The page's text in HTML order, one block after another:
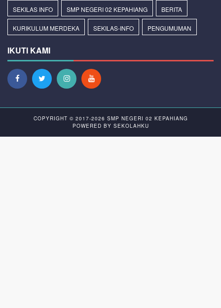
SEKILAS INFO SMP NEGERI 02 KEPAHIANG BERITA
KURIKULUM MERDEKA SEKILAS-INFO PENGUMUMAN
IKUTI KAMI
COPYRIGHT © 2017-2026 SMP NEGERI 02 KEPAHIANG
POWERED BY SEKOLAHKU